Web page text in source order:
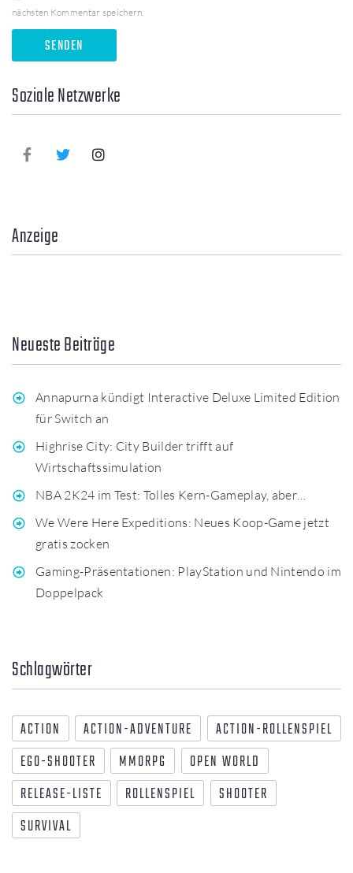
nächsten Kommentar speichern.
Soziale Netzwerke
Anzeige
Neueste Beiträge
Annapurna kündigt Interactive Deluxe Limited Edition
für Switch an
Highrise City: City Builder trifft auf
Wirtschaftssimulation
NBA 2K24 im Test: Tolles Kern-Gameplay, aber…
We Were Here Expeditions: Neues Koop-Game jetzt
gratis zocken
Gaming-Präsentationen: PlayStation und Nintendo im
Doppelpack
Schlagwörter
ACTION ACTION-ADVENTURE
ACTION-ROLLENSPIEL
EGO-SHOOTER
MMORPG
OPEN WORLD
RELEASE-LISTE
ROLLENSPIEL
SHOOTER
SURVIVAL